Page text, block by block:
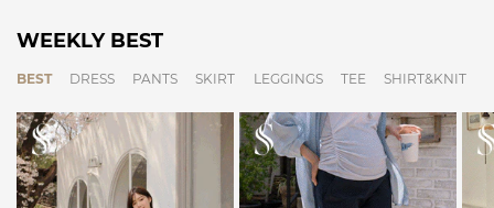
WEEKLY BEST
BEST DRESS PANTS SKIRT LEGGINGS TEE SHIRT&KNIT